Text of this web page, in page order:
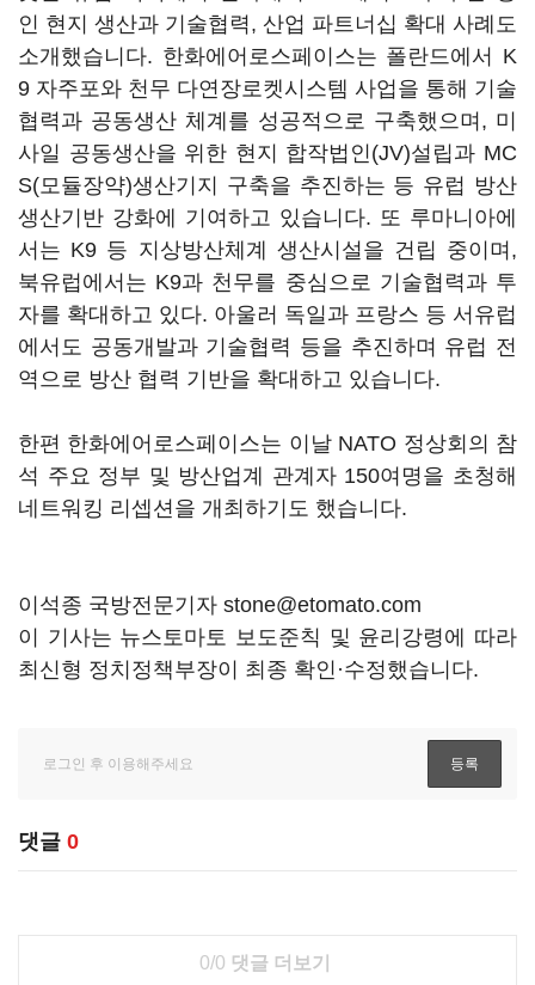
인 현지 생산과 기술협력, 산업 파트너십 확대 사례도
소개했습니다. 한화에어로스페이스는 폴란드에서 K
9 자주포와 천무 다연장로켓시스템 사업을 통해 기술
협력과 공동생산 체계를 성공적으로 구축했으며, 미
사일 공동생산을 위한 현지 합작법인(JV)설립과 MC
S(모듈장약)생산기지 구축을 추진하는 등 유럽 방산
생산기반 강화에 기여하고 있습니다. 또 루마니아에
서는 K9 등 지상방산체계 생산시설을 건립 중이며,
북유럽에서는 K9과 천무를 중심으로 기술협력과 투
자를 확대하고 있다. 아울러 독일과 프랑스 등 서유럽
에서도 공동개발과 기술협력 등을 추진하며 유럽 전
역으로 방산 협력 기반을 확대하고 있습니다.
한편 한화에어로스페이스는 이날 NATO 정상회의 참
석 주요 정부 및 방산업계 관계자 150여명을 초청해
네트워킹 리셉션을 개최하기도 했습니다.
이석종 국방전문기자 stone@etomato.com
이 기사는 뉴스토마토 보도준칙 및 윤리강령에 따라
최신형 정치정책부장이 최종 확인·수정했습니다.
댓글 0
0/0 댓글 더보기